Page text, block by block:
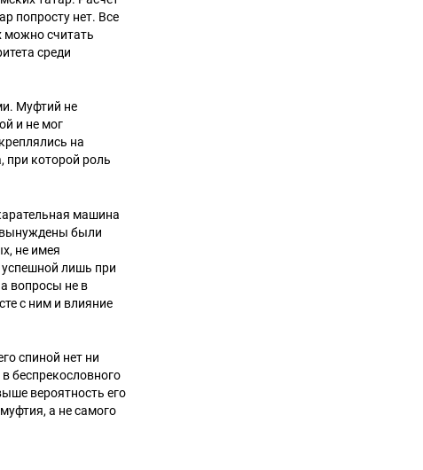
попросту нет. Все
можно считать
среди
Муфтий не
и не мог
на
при которой роль
машина
вынуждены были
не имея
лишь при
вопросы не в
с ним и влияние
спиной нет ни
беспрекословного
вероятность его
а не самого